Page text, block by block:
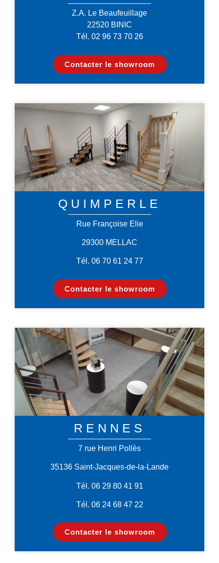
Z.A. Le Beaufeuillage
22520 BINIC
Tél. 02 96 73 70 26
Contacter le showroom
QUIMPERLE
Rue Françoise Elie
29300 MELLAC
Tél. 06 70 61 24 77
Contacter le showroom
RENNES
7 rue Henri Pollès
35136 Saint-Jacques-de-la-Lande
Tél. 06 29 80 41 91
Tél. 06 24 68 47 22
Contacter le showroom